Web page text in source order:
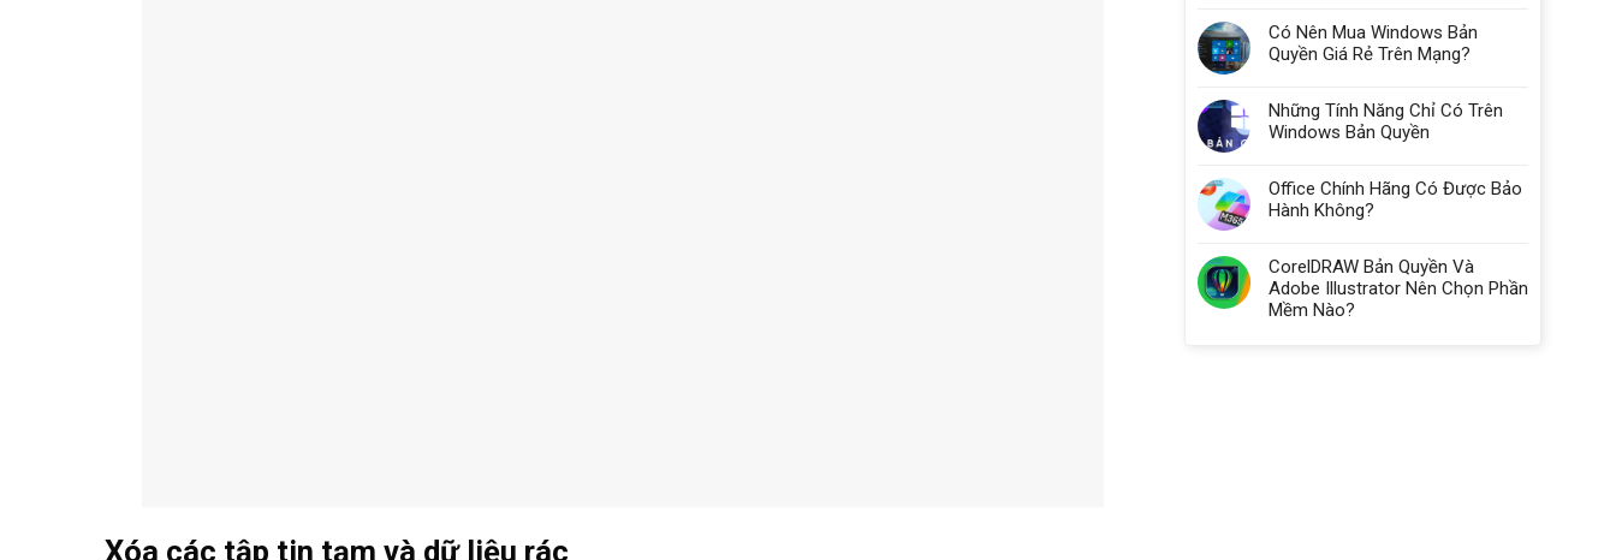
Xóa các tập tin tạm và dữ liệu rác
Có Nên Mua Windows Bản
Quyền Giá Rẻ Trên Mạng?
Những Tính Năng Chỉ Có Trên
Windows Bản Quyền
Office Chính Hãng Có Được Bảo
Hành Không?
CorelDRAW Bản Quyền Và
Adobe Illustrator Nên Chọn Phần
Mềm Nào?